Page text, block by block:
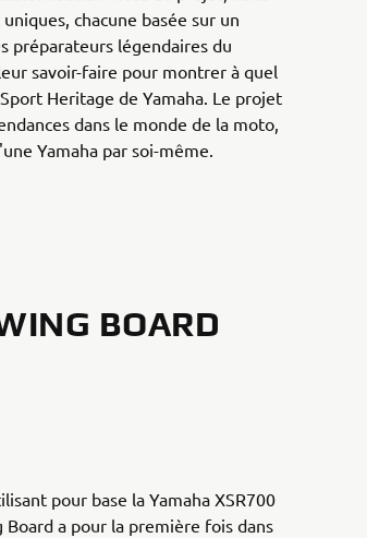
chacune basée sur un
préparateurs légendaires du
savoir-faire pour montrer à quel
Heritage de Yamaha. Le projet
dans le monde de la moto,
Yamaha par soi-même.
BOARD
pour base la Yamaha XSR700
a pour la première fois dans